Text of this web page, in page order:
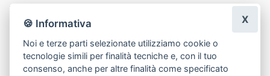
Fiori A Steli
I Centrotavola
I Cuori
Funebre
🍪 Informativa
Noi e terze parti selezionate utilizziamo cookie o
tecnologie simili per finalità tecniche e, con il tuo
consenso, anche per altre finalità come specificato
X